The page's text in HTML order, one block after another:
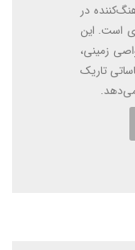
در
است. این
زمینی،
تاریک
می‌دهد.